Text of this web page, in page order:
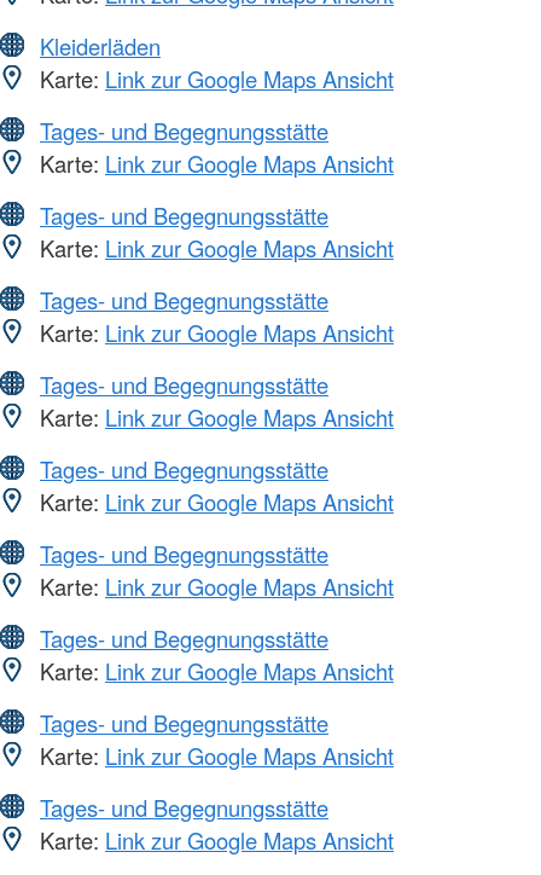
Kleiderläden
Karte: Link zur Google Maps Ansicht
Tages- und Begegnungsstätte
Karte: Link zur Google Maps Ansicht
Tages- und Begegnungsstätte
Karte: Link zur Google Maps Ansicht
Tages- und Begegnungsstätte
Karte: Link zur Google Maps Ansicht
Tages- und Begegnungsstätte
Karte: Link zur Google Maps Ansicht
Tages- und Begegnungsstätte
Karte: Link zur Google Maps Ansicht
Tages- und Begegnungsstätte
Karte: Link zur Google Maps Ansicht
Tages- und Begegnungsstätte
Karte: Link zur Google Maps Ansicht
Tages- und Begegnungsstätte
Karte: Link zur Google Maps Ansicht
Tages- und Begegnungsstätte
Karte: Link zur Google Maps Ansicht